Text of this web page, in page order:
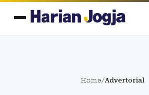
Home/Advertorial